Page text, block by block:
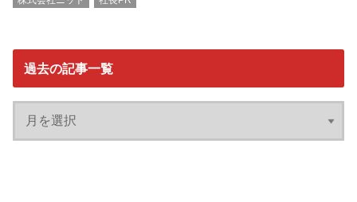
過去の記事一覧